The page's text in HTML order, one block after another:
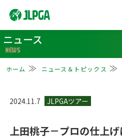
ニュース
NEWS
ホーム ニュース＆トピックス
2024.11.7
上田桃子－プロの仕上げ